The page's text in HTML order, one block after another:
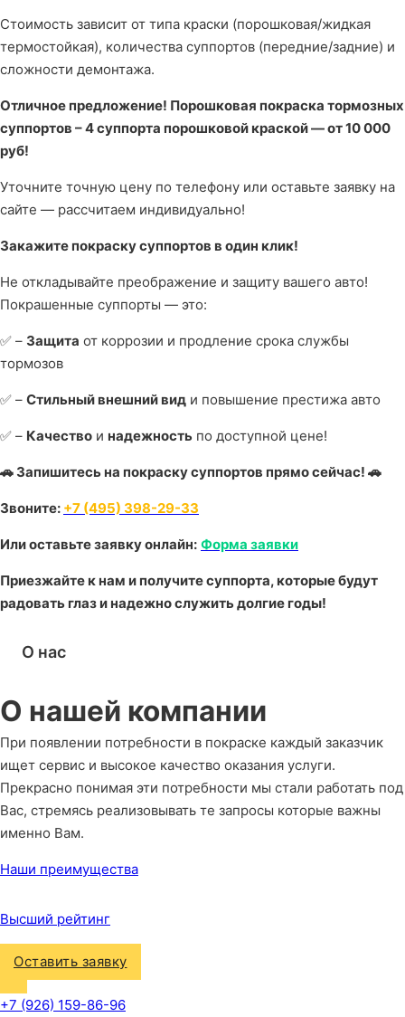
Стоимость зависит от типа краски (порошковая/жидкая
термостойкая), количества суппортов (передние/задние) и
сложности демонтажа.
Отличное предложение! Порошковая покраска тормозных
суппортов – 4 суппорта порошковой краской — от 10 000
руб!
Уточните точную цену по телефону или оставьте заявку на
сайте — рассчитаем индивидуально!
Закажите покраску суппортов в один клик!
Не откладывайте преображение и защиту вашего авто!
Покрашенные суппорты — это:
✅ – Защита от коррозии и продление срока службы
тормозов
✅ – Стильный внешний вид и повышение престижа авто
✅ – Качество и надежность по доступной цене!
🚗 Запишитесь на покраску суппортов прямо сейчас! 🚗
Звоните: +7 (495) 398-29-33
Или оставьте заявку онлайн: Форма заявки
Приезжайте к нам и получите суппорта, которые будут
радовать глаз и надежно служить долгие годы!
О нас
О нашей компании
При появлении потребности в покраске каждый заказчик
ищет сервис и высокое качество оказания услуги.
Прекрасно понимая эти потребности мы стали работать под
Вас, стремясь реализовывать те запросы которые важны
именно Вам.
Наши преимущества
Высший рейтинг
Оставить заявку
+7 (926) 159-86-96